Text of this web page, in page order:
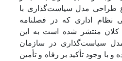
طراحی مدل سیاست‌گذاری با
نظام اداری که در فصلنامه
منتشر شده است به این
مدل سیاست‌گذاری در سازمان
و با وجود تأکید بر رفاه و تأمین